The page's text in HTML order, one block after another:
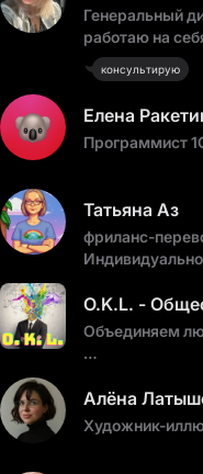
Генеральный
работаю на
консультирую
Елена
Программист
Татьяна Аз
фриланс-
O.K.L. -
Объединяем
👀 Взглядами
🌈
🤝 Найти
Алёна
Художник-